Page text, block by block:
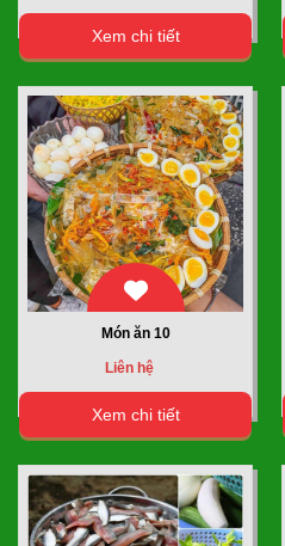
Xem chi tiết
Món ăn 10
Liên hệ
Xem chi tiết